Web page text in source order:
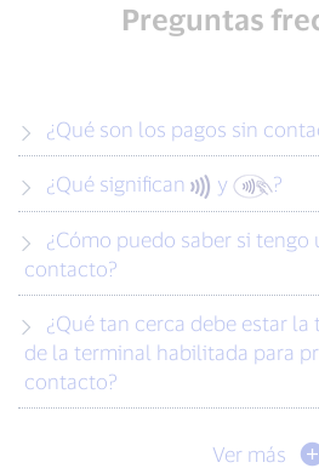
Preguntas
¿Qué son los pagos sin
¿Qué significan y ?
contacto?
de la terminal habilitada para
contacto?
Ver más